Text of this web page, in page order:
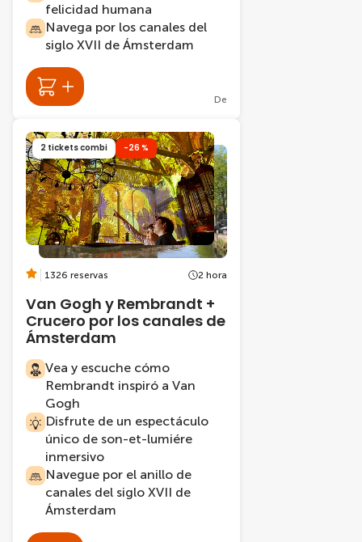
felicidad humana
Navega por los canales del
siglo XVII de Ámsterdam
De
2 tickets combi -26 %
1326 reservas 2 hora
Van Gogh y Rembrandt +
Crucero por los canales de
Ámsterdam
Vea y escuche cómo
Rembrandt inspiró a Van
Gogh
Disfrute de un espectáculo
único de son-et-lumiére
inmersivo
Navegue por el anillo de
canales del siglo XVII de
Ámsterdam